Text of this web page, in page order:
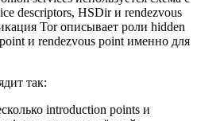
descriptors, HSDir и rendezvous
Tor описывает роли hidden
и rendezvous point именно для
так:
introduction points и